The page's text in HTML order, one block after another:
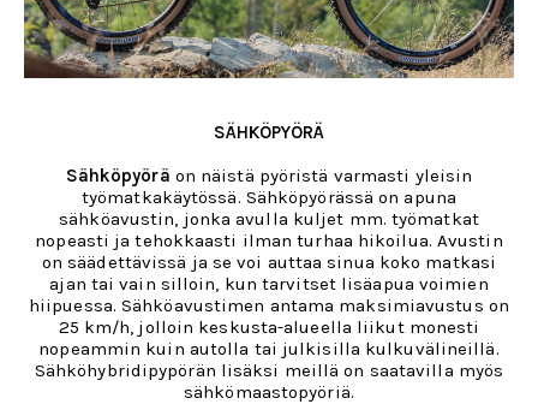
SÄHKÖPYÖRÄ
Sähköpyörä on näistä pyöristä varmasti yleisin
työmatkakäytössä. Sähköpyörässä on apuna
sähköavustin, jonka avulla kuljet mm. työmatkat
nopeasti ja tehokkaasti ilman turhaa hikoilua. Avustin
on säädettävissä ja se voi auttaa sinua koko matkasi
ajan tai vain silloin, kun tarvitset lisäapua voimien
hiipuessa. Sähköavustimen antama maksimiavustus on
25 km/h, jolloin keskusta-alueella liikut monesti
nopeammin kuin autolla tai julkisilla kulkuvälineillä.
Sähköhybridipypörän lisäksi meillä on saatavilla myös
sähkömaastopyöriä.